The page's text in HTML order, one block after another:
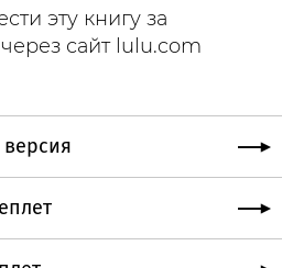
эту книгу за
сайт lulu.com